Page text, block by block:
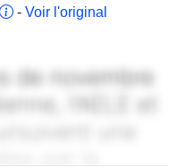
- Voir l'original